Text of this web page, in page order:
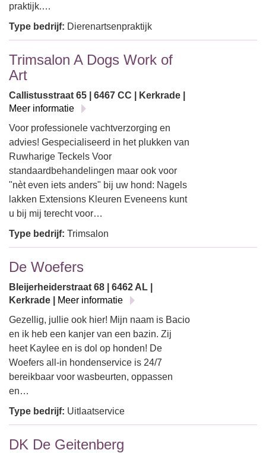
praktijk.…
Type bedrijf: Dierenartsenpraktijk
Trimsalon A Dogs Work of
Art
Callistusstraat 65 | 6467 CC | Kerkrade |
Meer informatie
Voor professionele vachtverzorging en
advies! Gespecialiseerd in het plukken van
Ruwharige Teckels Voor
standaardbehandelingen maar ook voor
"nèt even iets anders" bij uw hond: Nagels
lakken Extensions Kleuren Eveneens kunt
u bij mij terecht voor…
Type bedrijf: Trimsalon
De Woefers
Bleijerheiderstraat 68 | 6462 AL |
Kerkrade |
Meer informatie
Gezellig, jullie ook hier! Mijn naam is Bacio
en ik heb een kanjer van een bazin. Zij
heet Kaylee en is dol op honden! De
Woefers all-in hondenservice is 24/7
bereikbaar voor wasbeurten, oppassen
en…
Type bedrijf: Uitlaatservice
DK De Geitenberg